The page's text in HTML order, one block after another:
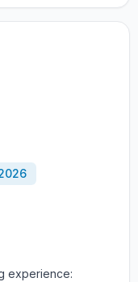
experience: